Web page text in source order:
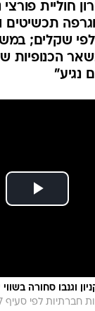
חוליית
וגרפה תכשיטים
שקלים;
הכנופיות
נגיע"
וגנבו סחורה
לפי סעיף 27 א' לחוק זכויות יוצרים